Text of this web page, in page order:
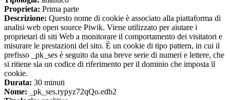
Proprieta: Prima parte
Descrizione: Questo nome di cookie è associato alla piattaforma di
analisi web open source Piwik. Viene utilizzato per aiutare i
proprietari di siti Web a monitorare il comportamento dei visitatori e
misurare le prestazioni del sito. È un cookie di tipo pattern, in cui il
prefisso _pk_ses è seguito da una breve serie di numeri e lettere, che
si ritiene sia un codice di riferimento per il dominio che imposta il
cookie.
Durata: 30 minuti
Nome: _pk_ses.rypyz72qQo.edb2